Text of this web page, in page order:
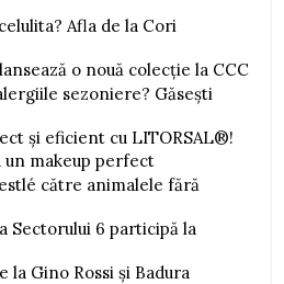
Afla de la Cori
o nouă colecție la CCC
sezoniere? Găsești
și eficient cu LITORSAL®!
makeup perfect
către animalele fără
Sectorului 6 participă la
la Gino Rossi și Badura